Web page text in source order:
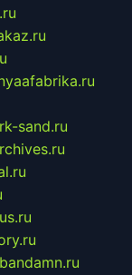
sand.ru
bandamn.ru